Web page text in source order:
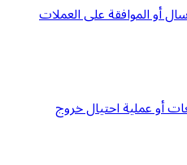
أو الموافقة على العملات
أو عملية احتيال خروج